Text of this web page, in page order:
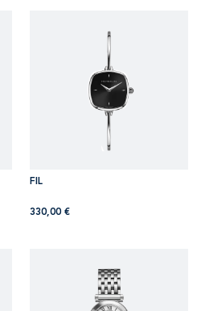
FIL
330,00 €